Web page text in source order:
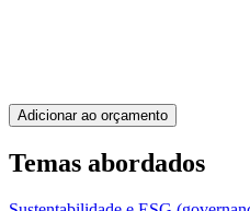
Adicionar ao orçamento
Temas abordados